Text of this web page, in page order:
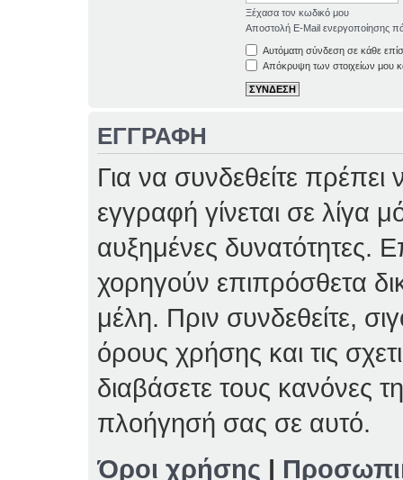
Ξέχασα τον κωδικό μου
Αποστολή E-Mail ενεργοποίησης
Αυτόματη σύνδεση σε κάθε
Απόκρυψη των στοιχείων μου
ΕΓΓΡΑΦΗ
Για να συνδεθείτε
εγγραφή γίνεται σε λίγα
αυξημένες δυνατότητες.
χορηγούν επιπρόσθετα
μέλη. Πριν συνδεθείτε,
όρους χρήσης και τις
διαβάσετε τους κανόνες
πλοήγησή σας σε αυτό.
Όροι χρήσης |